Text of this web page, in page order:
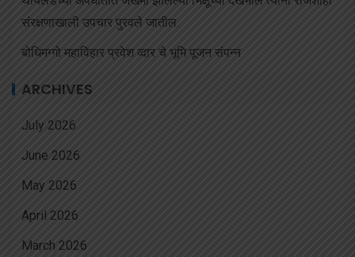
संरक्षणाखाली उपचार पुरवले जातील.
बोधिमग्गो महाविहार प्रवेश व्दार चे भूमि पूजन संपन्न
ARCHIVES
July 2026
June 2026
May 2026
April 2026
March 2026